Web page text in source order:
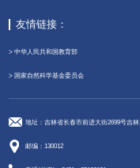
友情链接：
> 中华人民共和国教育部
> 国家自然科学基金委员会
地址：吉林省长春市前进大街2699号吉
邮编：130012